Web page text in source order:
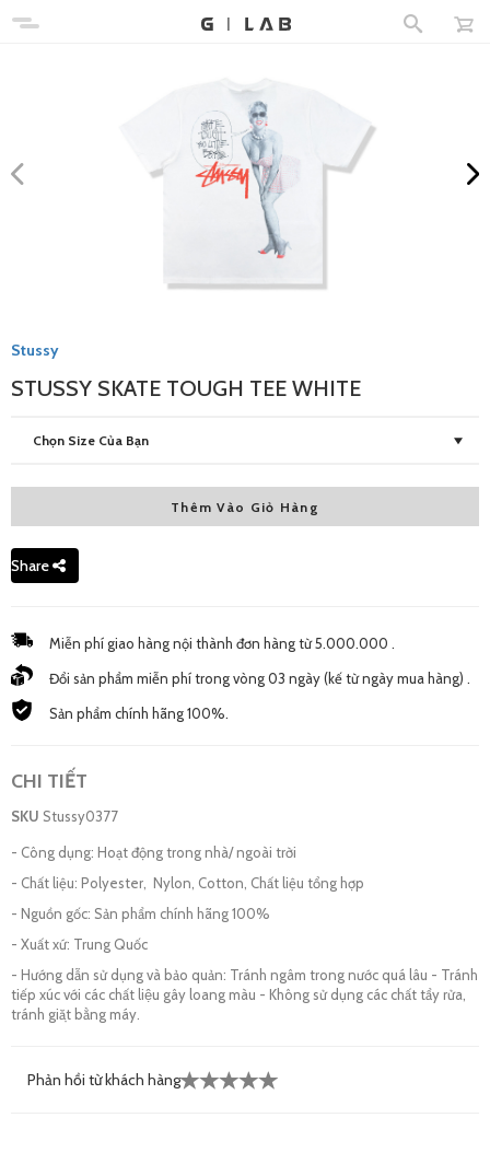
Stussy
STUSSY SKATE TOUGH TEE WHITE
Chọn Size Của Bạn
2,970,000 đ
L - New
Thêm Vào Giỏ Hàng
Share
Miễn phí giao hàng nội thành đơn hàng từ 5.000.000 .
Đổi sản phẩm miễn phí trong vòng 03 ngày (kế từ ngày mua hàng) .
Sản phẩm chính hãng 100%.
CHI TIẾT
SKU Stussy0377
- Công dụng: Hoạt động trong nhà/ ngoài trời
- Chất liệu: Polyester, Nylon, Cotton, Chất liệu tổng hợp
- Nguồn gốc: Sản phẩm chính hãng 100%
- Xuất xứ: Trung Quốc
- Hướng dẫn sử dụng và bảo quản: Tránh ngâm trong nước quá lâu - Tránh
tiếp xúc với các chất liệu gây loang màu - Không sử dụng các chất tẩy rửa,
tránh giặt bằng máy.
Phản hồi từ khách hàng